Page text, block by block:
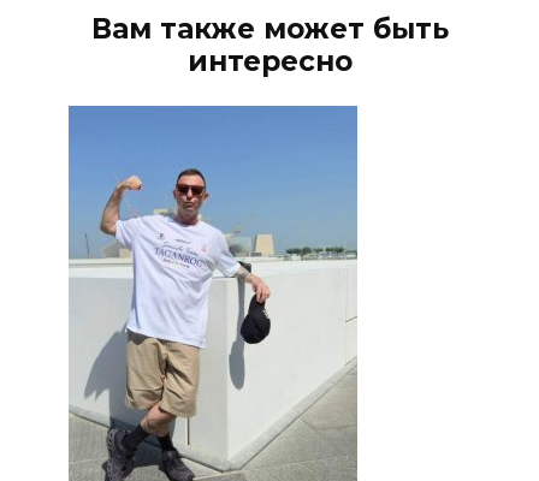
Вам также может быть
интересно